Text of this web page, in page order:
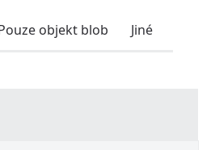
objekt blob Jiné